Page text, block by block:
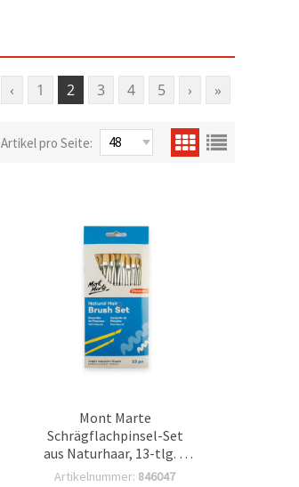
‹ 1 2 3 4 5 › »
Artikel pro Seite:
Mont Marte
Schrägflachpinsel-Set
aus Naturhaar, 13-tlg. –
Flach- und Schrägpinsel
Artikelnummer: 846047